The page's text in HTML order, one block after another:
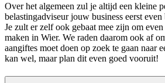
Over het algemeen zul je altijd een kleine
belastingadviseur jouw business eerst
Je zult er zelf ook gebaat mee zijn om
maken in Wier. We raden daarom ook af
aangiftes moet doen op zoek te gaan naar
kan wel, maar plan dit even goed vooruit!